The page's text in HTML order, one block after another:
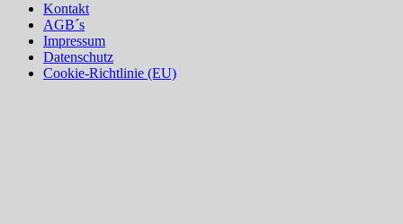
Kontakt
AGB´s
Impressum
Datenschutz
Cookie-Richtlinie (EU)